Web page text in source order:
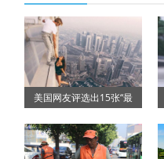
美国网友评选出15张“最